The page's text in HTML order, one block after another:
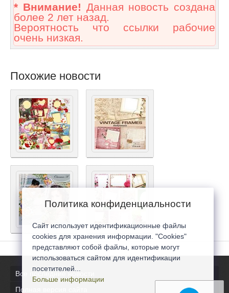
* Внимание! Данная новость создана
более 2 лет назад.
Вероятность что ссылки рабочие
очень низкая.
Похожие новости
Все последние новости
Полная версия сайта
Политика конфиденциальности
Сайт использует идентификационные файлы
cookies для хранения информации. "Cookies"
представляют собой файлы, которые могут
использоваться сайтом для идентификации
посетителей...
Больше информации